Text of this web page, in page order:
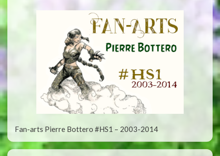
Fan-arts Pierre Bottero #HS1 – 2003-2014